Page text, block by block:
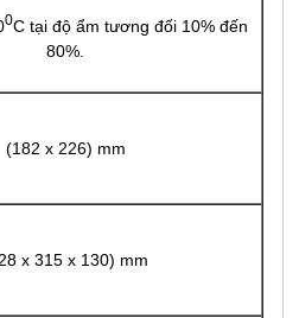
0C tại độ ẩm tương đối 10% đến
80%.
(182 x 226) mm
x 315 x 130) mm